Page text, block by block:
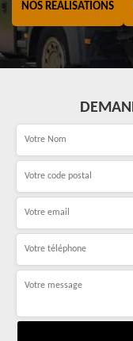
NOS REALISATIONS